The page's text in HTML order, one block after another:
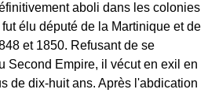
aboli dans les colonies
élu député de la Martinique et de
et 1850. Refusant de se
Second Empire, il vécut en exil en
de dix-huit ans. Après l'abdication